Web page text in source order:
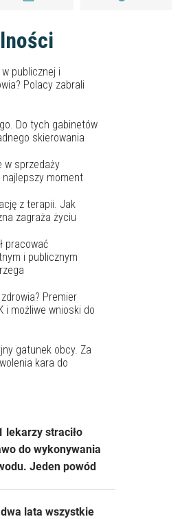
publicznej i
Polacy zabrali
Do tych gabinetów
skierowania
w sprzedaży
najlepszy moment
z terapii. Jak
zagraża życiu
pracować
i publicznym
Premier
i możliwe wnioski do
gatunek obcy. Za
kara do
lekarzy straciło
do wykonywania
Jeden powód
lata wszystkie